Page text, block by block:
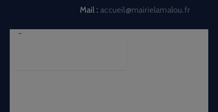
Mail :accueil@mairielamalou.fr